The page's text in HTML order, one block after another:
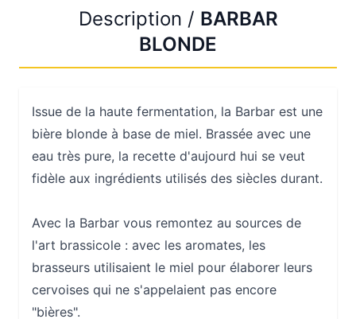
Description / BARBAR
BLONDE
Issue de la haute fermentation, la Barbar est une
bière blonde à base de miel. Brassée avec une
eau très pure, la recette d'aujourd hui se veut
fidèle aux ingrédients utilisés des siècles durant.
Avec la Barbar vous remontez au sources de
l'art brassicole : avec les aromates, les
brasseurs utilisaient le miel pour élaborer leurs
cervoises qui ne s'appelaient pas encore
"bières".